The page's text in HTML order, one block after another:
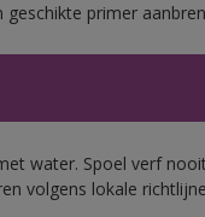
primer
water. Spoel verf
volgens lokale